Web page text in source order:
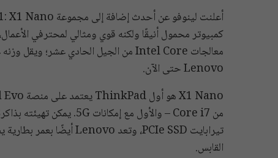
Lenovo حتى الآن.
القابس.